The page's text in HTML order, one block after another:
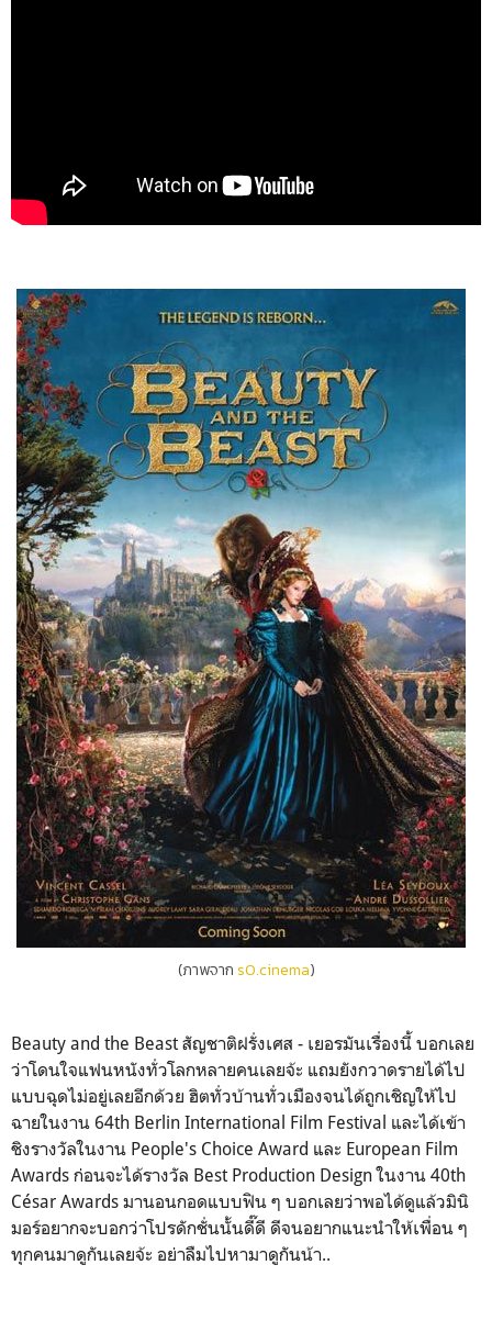
(ภาพจาก s0.cinema)
Beauty and the Beast สัญชาติฝรั่งเศส - เยอรมันเรื่องนี้ บอกเลย
ว่าโดนใจแฟนหนังทั่วโลกหลายคนเลยจ้ะ แถมยังกวาดรายได้ไป
แบบฉุดไม่อยู่เลยอีกด้วย ฮิตทั่วบ้านทั่วเมืองจนได้ถูกเชิญให้ไป
ฉายในงาน 64th Berlin International Film Festival และได้เข้า
ชิงรางวัลในงาน People's Choice Award และ European Film
Awards ก่อนจะได้รางวัล Best Production Design ในงาน 40th
César Awards มานอนกอดแบบฟิน ๆ บอกเลยว่าพอได้ดูแล้วมินิ
มอร์อยากจะบอกว่าโปรดักชั่นนั้นดี๊ดี ดีจนอยากแนะนำให้เพื่อน ๆ
ทุกคนมาดูกันเลยจ้ะ อย่าลืมไปหามาดูกันน้า..